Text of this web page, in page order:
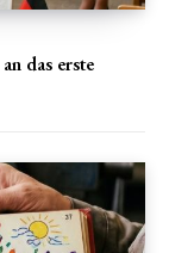
das erste